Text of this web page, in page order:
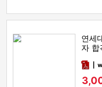
연세
자 합
pdf